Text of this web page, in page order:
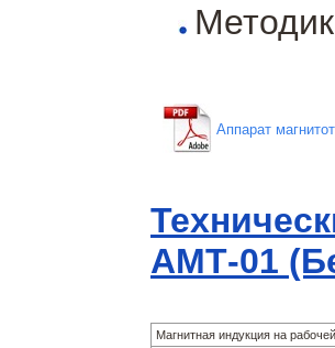
Аппарат
АМТ-01
Магнитная индукция на